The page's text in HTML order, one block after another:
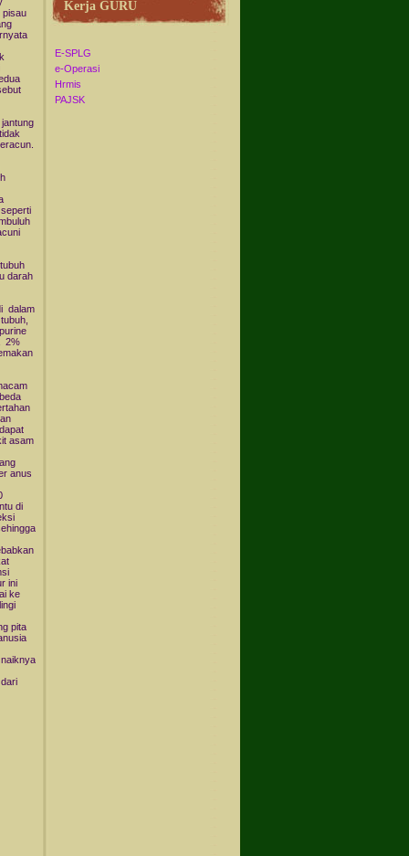
pisau
jantung
darah
dalam
2%
asam
anus
di
ini
ke
pita
Kerja GURU
E-SPLG
e-Operasi
Hrmis
PAJSK